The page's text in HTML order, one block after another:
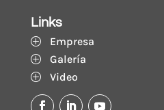
Links
P Empresa
P Galería
P Video